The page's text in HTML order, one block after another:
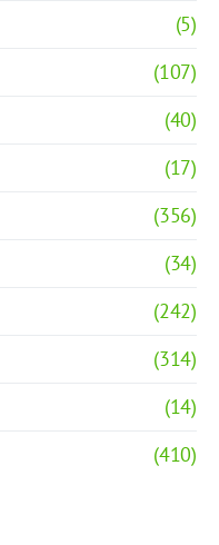
(5)
(107)
(40)
(17)
(356)
(34)
(242)
(314)
(14)
(410)